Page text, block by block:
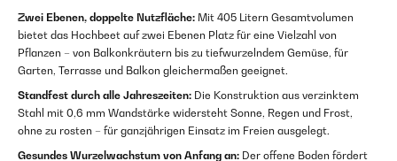
Zwei Ebenen, doppelte Nutzfläche: Mit 405 Litern Gesamtvolumen
bietet das Hochbeet auf zwei Ebenen Platz für eine Vielzahl von
Pflanzen – von Balkonkräutern bis zu tiefwurzelndem Gemüse, für
Garten, Terrasse und Balkon gleichermaßen geeignet.
Standfest durch alle Jahreszeiten: Die Konstruktion aus verzinktem
Stahl mit 0,6 mm Wandstärke widersteht Sonne, Regen und Frost,
ohne zu rosten – für ganzjährigen Einsatz im Freien ausgelegt.
Gesundes Wurzelwachstum von Anfang an: Der offene Boden fördert